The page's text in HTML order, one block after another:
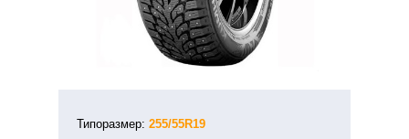
Типоразмер: 255/55R19